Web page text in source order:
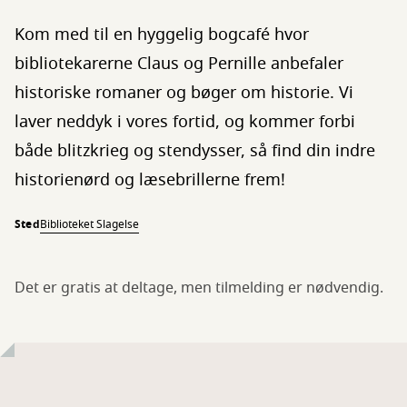
Kom med til en hyggelig bogcafé hvor
bibliotekarerne Claus og Pernille anbefaler
historiske romaner og bøger om historie. Vi
laver neddyk i vores fortid, og kommer forbi
både blitzkrieg og stendysser, så find din indre
historienørd og læsebrillerne frem!
StedBiblioteket Slagelse
Det er gratis at deltage, men tilmelding er nødvendig.